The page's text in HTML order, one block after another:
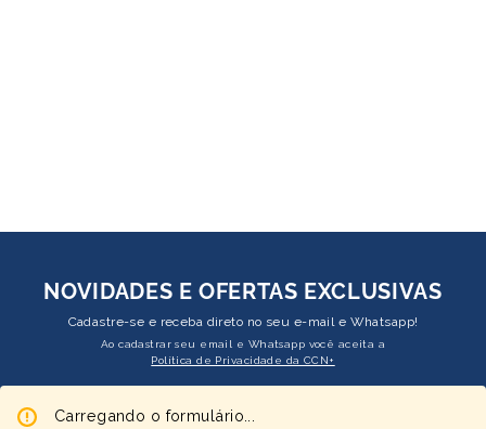
NOVIDADES E OFERTAS EXCLUSIVAS
Cadastre-se e receba direto no seu e-mail e Whatsapp!
Ao cadastrar seu email e Whatsapp você aceita a
Política de Privacidade da CCN+
Carregando o formulário...